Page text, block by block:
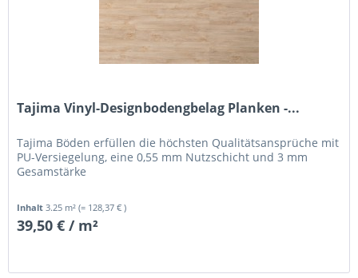
Tajima Vinyl-Designbodengbelag Planken -...
Tajima Böden erfüllen die höchsten Qualitätsansprüche mit
PU-Versiegelung, eine 0,55 mm Nutzschicht und 3 mm
Gesamstärke
Inhalt3.25 m²(= 128,37 € )
39,50 € / m²